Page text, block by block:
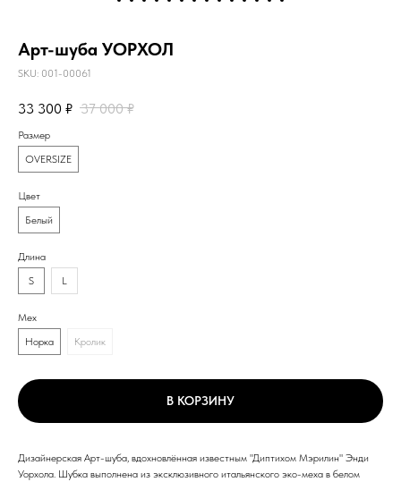
Арт-шуба УОРХОЛ
SKU: 001-00061
33 300 ₽ 37 000 ₽
Размер
OVERSIZE
Цвет
Белый
Длина
S
L
Мех
Норка
Кролик
В КОРЗИНУ
Дизайнерская Арт-шуба, вдохновлённая известным "Диптихом Мэрилин" Энди
Уорхола. Шубка выполнена из эксклюзивного итальянского эко-меха в белом